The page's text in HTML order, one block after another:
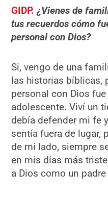
GIDP. ¿Vienes de
tus recuerdos cómo
personal con Dios?
Si, vengo de una
las historias bíblicas,
personal con Dios
adolescente. Viví un
debía defender mi fe
sentía fuera de lugar,
de mi lado, siempre
en mis días más
a Dios como un